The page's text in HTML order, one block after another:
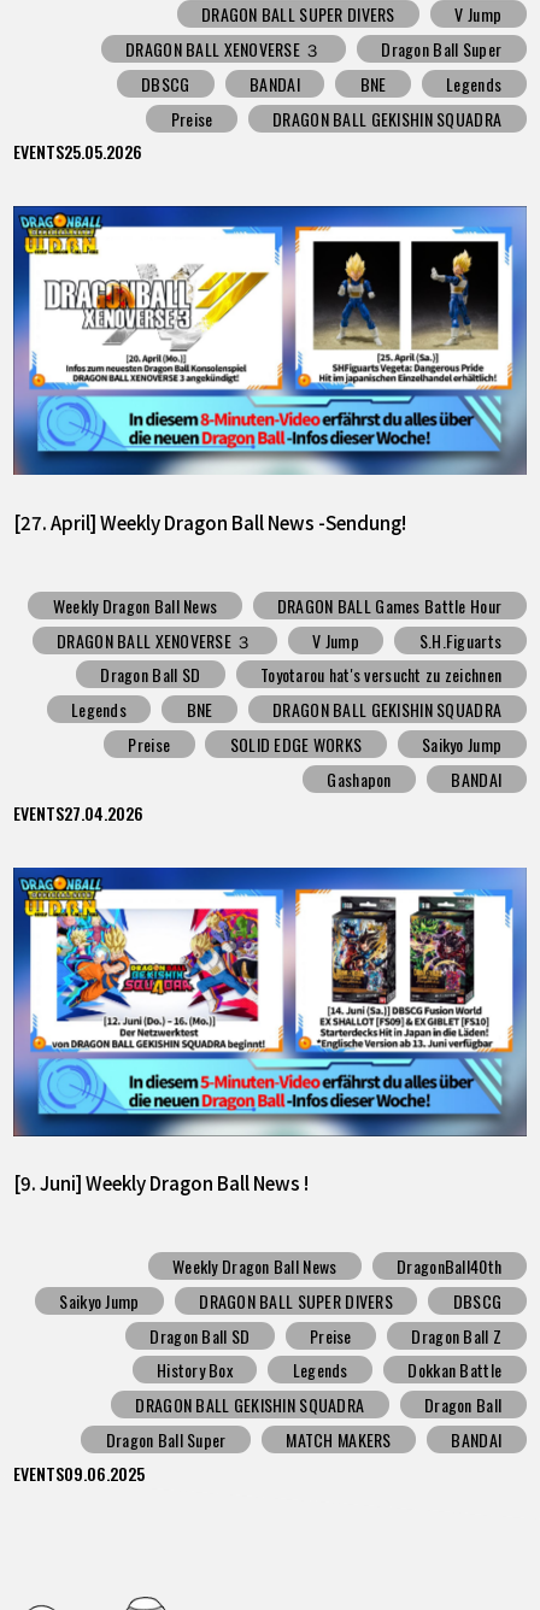
DRAGON BALL SUPER DIVERS
V Jump
DRAGON BALL XENOVERSE ３
Dragon Ball Super
DBSCG
BANDAI BNE
Legends
Preise
DRAGON BALL GEKISHIN SQUADRA
EVENTS25.05.2026
[27. April] Weekly Dragon Ball News -Sendung!
Weekly Dragon Ball News
DRAGON BALL Games Battle Hour
DRAGON BALL XENOVERSE ３
V Jump
S.H.Figuarts
Dragon Ball SD
Toyotarou hat's versucht zu zeichnen
Legends
BNE
DRAGON BALL GEKISHIN SQUADRA
Preise
SOLID EDGE WORKS
Saikyo Jump
Gashapon
BANDAI
EVENTS27.04.2026
[9. Juni] Weekly Dragon Ball News !
Weekly Dragon Ball News
DragonBall40th
Saikyo Jump
DRAGON BALL SUPER DIVERS
DBSCG
Dragon Ball SD
Preise
Dragon Ball Z
History Box
Legends
Dokkan Battle
DRAGON BALL GEKISHIN SQUADRA
Dragon Ball
Dragon Ball Super
MATCH MAKERS
BANDAI
EVENTS09.06.2025